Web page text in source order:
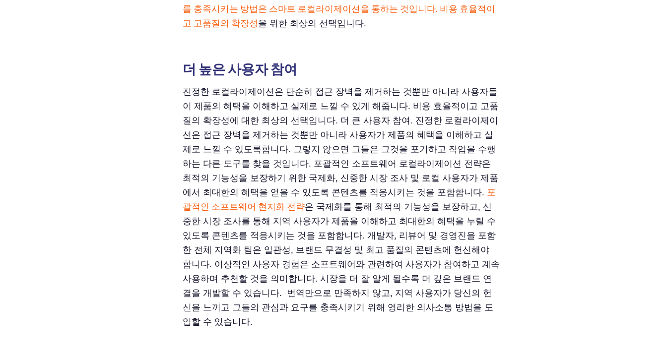
를 충족시키는 방법은 스마트 로컬라이제이션을 통하는 것입니다. 비용 효율적이
고 고품질의 확장성을 위한 최상의 선택입니다.
더 높은 사용자 참여
진정한 로컬라이제이션은 단순히 접근 장벽을 제거하는 것뿐만 아니라 사용자들
이 제품의 혜택을 이해하고 실제로 느낄 수 있게 해줍니다. 비용 효율적이고 고품
질의 확장성에 대한 최상의 선택입니다. 더 큰 사용자 참여. 진정한 로컬라이제이
션은 접근 장벽을 제거하는 것뿐만 아니라 사용자가 제품의 혜택을 이해하고 실
제로 느낄 수 있도록합니다. 그렇지 않으면 그들은 그것을 포기하고 작업을 수행
하는 다른 도구를 찾을 것입니다. 포괄적인 소프트웨어 로컬라이제이션 전략은
최적의 기능성을 보장하기 위한 국제화, 신중한 시장 조사 및 로컬 사용자가 제품
에서 최대한의 혜택을 얻을 수 있도록 콘텐츠를 적응시키는 것을 포함합니다. 포
괄적인 소프트웨어 현지화 전략은 국제화를 통해 최적의 기능성을 보장하고, 신
중한 시장 조사를 통해 지역 사용자가 제품을 이해하고 최대한의 혜택을 누릴 수
있도록 콘텐츠를 적응시키는 것을 포함합니다. 개발자, 리뷰어 및 경영진을 포함
한 전체 지역화 팀은 일관성, 브랜드 무결성 및 최고 품질의 콘텐츠에 헌신해야
합니다. 이상적인 사용자 경험은 소프트웨어와 관련하여 사용자가 참여하고 계속
사용하며 추천할 것을 의미합니다. 시장을 더 잘 알게 될수록 더 깊은 브랜드 연
결을 개발할 수 있습니다. 번역만으로 만족하지 않고, 지역 사용자가 당신의 헌
신을 느끼고 그들의 관심과 요구를 충족시키기 위해 영리한 의사소통 방법을 도
입할 수 있습니다.